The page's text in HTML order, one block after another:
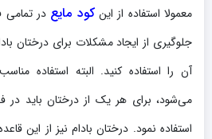
معمولا استفاده از اینکود مایع در
جلوگیری از ایجاد مشکلات برای درختان
آن را استفاده کنید. البته استفاده
می‌شود، برای هر یک از درختان باید در
استفاده نمود. درختان بادام نیز از این